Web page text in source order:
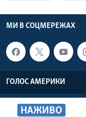
НАЖИВО
МИ В СОЦМЕРЕЖАХ
ГОЛОС АМЕРИКИ
Голос